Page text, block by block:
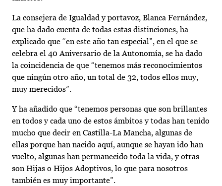
La consejera de Igualdad y portavoz, Blanca Fernández,
que ha dado cuenta de todas estas distinciones, ha
explicado que “en este año tan especial”, en el que se
celebra el 40 Aniversario de la Autonomía, se ha dado
la coincidencia de que “tenemos más reconocimientos
que ningún otro año, un total de 32, todos ellos muy,
muy merecidos”.
Y ha añadido que “tenemos personas que son brillantes
en todos y cada uno de estos ámbitos y todas han tenido
mucho que decir en Castilla-La Mancha, algunas de
ellas porque han nacido aquí, aunque se hayan ido han
vuelto, algunas han permanecido toda la vida, y otras
son Hijas o Hijos Adoptivos, lo que para nosotros
también es muy importante”.